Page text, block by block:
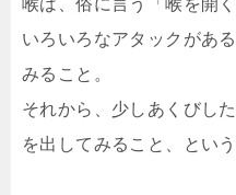
喉は、俗に言う「喉を開く
いろいろなアタックがあ
みること。
それから、少しあくびし
を出してみること、とい